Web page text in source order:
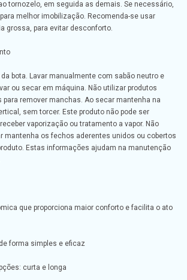
tornozelo, em seguida as demais. Se necessário,
melhor imobilização. Recomenda-se usar
grossa, para evitar desconforto.
bota. Lavar manualmente com sabão neutro e
ou secar em máquina. Não utilizar produtos
remover manchas. Ao secar mantenha na
sem torcer. Este produto não pode ser
vaporização ou tratamento a vapor. Não
mantenha os fechos aderentes unidos ou cobertos
Estas informações ajudam na manutenção
que proporciona maior conforto e facilita o ato
forma simples e eficaz
curta e longa